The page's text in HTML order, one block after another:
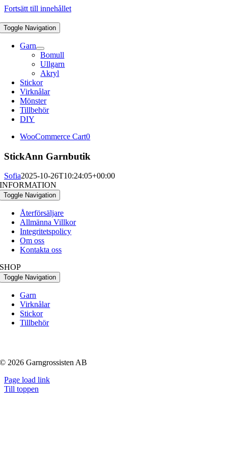
Fortsätt till innehållet
Toggle Navigation
Garn
Bomull
Ullgarn
Akryl
Stickor
Virknålar
Mönster
Tillbehör
DIY
WooCommerce Cart0
StickAnn Garnbutik
Sofia2025-10-26T10:24:05+00:00
INFORMATION
Toggle Navigation
Återförsäljare
Allmänna Villkor
Integritetspolicy
Om oss
Kontakta oss
SHOP
Toggle Navigation
Garn
Virknålar
Stickor
Tillbehör
© 2026 Garngrossisten AB
Page load link
Till toppen